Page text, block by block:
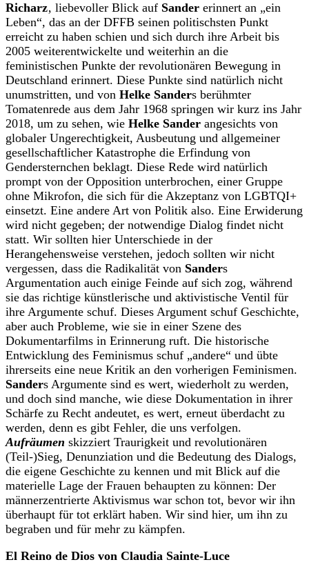
Richarz‚ liebevoller Blick auf Sander erinnert an „ein
Leben“, das an der DFFB seinen politischsten Punkt
erreicht zu haben schien und sich durch ihre Arbeit bis
2005 weiterentwickelte und weiterhin an die
feministischen Punkte der revolutionären Bewegung in
Deutschland erinnert. Diese Punkte sind natürlich nicht
unumstritten, und von Helke Sanders berühmter
Tomatenrede aus dem Jahr 1968 springen wir kurz ins Jahr
2018, um zu sehen, wie Helke Sander angesichts von
globaler Ungerechtigkeit, Ausbeutung und allgemeiner
gesellschaftlicher Katastrophe die Erfindung von
Gendersternchen beklagt. Diese Rede wird natürlich
prompt von der Opposition unterbrochen, einer Gruppe
ohne Mikrofon, die sich für die Akzeptanz von LGBTQI+
einsetzt. Eine andere Art von Politik also. Eine Erwiderung
wird nicht gegeben; der notwendige Dialog findet nicht
statt. Wir sollten hier Unterschiede in der
Herangehensweise verstehen, jedoch sollten wir nicht
vergessen, dass die Radikalität von Sanders
Argumentation auch einige Feinde auf sich zog, während
sie das richtige künstlerische und aktivistische Ventil für
ihre Argumente schuf. Dieses Argument schuf Geschichte,
aber auch Probleme, wie sie in einer Szene des
Dokumentarfilms in Erinnerung ruft. Die historische
Entwicklung des Feminismus schuf „andere“ und übte
ihrerseits eine neue Kritik an den vorherigen Feminismen.
Sanders Argumente sind es wert, wiederholt zu werden,
und doch sind manche, wie diese Dokumentation in ihrer
Schärfe zu Recht andeutet, es wert, erneut überdacht zu
werden, denn es gibt Fehler, die uns verfolgen.
Aufräumen skizziert Traurigkeit und revolutionären
(Teil-)Sieg, Denunziation und die Bedeutung des Dialogs,
die eigene Geschichte zu kennen und mit Blick auf die
materielle Lage der Frauen behaupten zu können: Der
männerzentrierte Aktivismus war schon tot, bevor wir ihn
überhaupt für tot erklärt haben. Wir sind hier, um ihn zu
begraben und für mehr zu kämpfen.
El Reino de Dios von Claudia Sainte-Luce